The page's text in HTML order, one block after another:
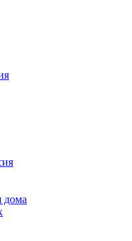
дома